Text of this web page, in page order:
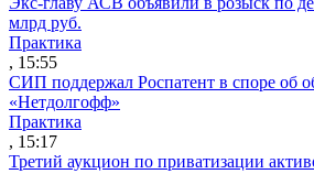
млрд руб.
Практика
, 15:55
СИП поддержал Роспатент в споре об
«Нетдолгофф»
Практика
, 15:17
Третий аукцион по приватизации